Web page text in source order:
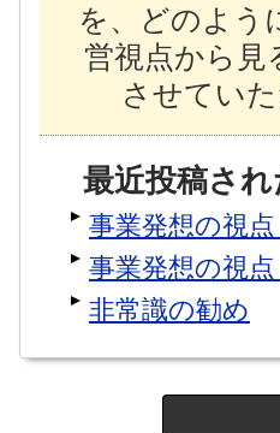
を、どのよう
営視点から見
させてい
最近投稿さ
事業発想の視
事業発想の視
非常識の勧め